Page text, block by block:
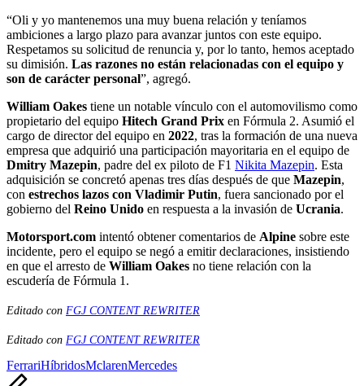
“Oli y yo mantenemos una muy buena relación y teníamos
ambiciones a largo plazo para avanzar juntos con este equipo.
Respetamos su solicitud de renuncia y, por lo tanto, hemos aceptado
su dimisión. Las razones no están relacionadas con el equipo y
son de carácter personal”, agregó.
William Oakes tiene un notable vínculo con el automovilismo como
propietario del equipo Hitech Grand Prix en Fórmula 2. Asumió el
cargo de director del equipo en 2022, tras la formación de una nueva
empresa que adquirió una participación mayoritaria en el equipo de
Dmitry Mazepin, padre del ex piloto de F1 Nikita Mazepin. Esta
adquisición se concretó apenas tres días después de que Mazepin,
con estrechos lazos con Vladimir Putin, fuera sancionado por el
gobierno del Reino Unido en respuesta a la invasión de Ucrania.
Motorsport.com intentó obtener comentarios de Alpine sobre este
incidente, pero el equipo se negó a emitir declaraciones, insistiendo
en que el arresto de William Oakes no tiene relación con la
escudería de Fórmula 1.
Editado con FGJ CONTENT REWRITER
Editado con FGJ CONTENT REWRITER
Etiquetas:
FerrariHíbridosMclarenMercedes